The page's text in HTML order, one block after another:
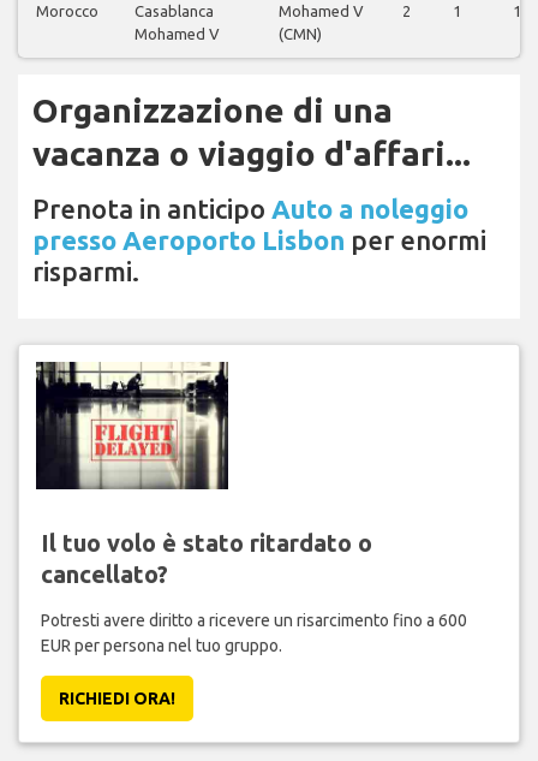
Morocco
Casablanca
Mohamed V
Mohamed V
(CMN)
2 1 1
Organizzazione di una
vacanza o viaggio d'affari...
Prenota in anticipo Auto a noleggio
presso Aeroporto Lisbon per enormi
risparmi.
Il tuo volo è stato ritardato o
cancellato?
Potresti avere diritto a ricevere un risarcimento fino a 600
EUR per persona nel tuo gruppo.
RICHIEDI ORA!